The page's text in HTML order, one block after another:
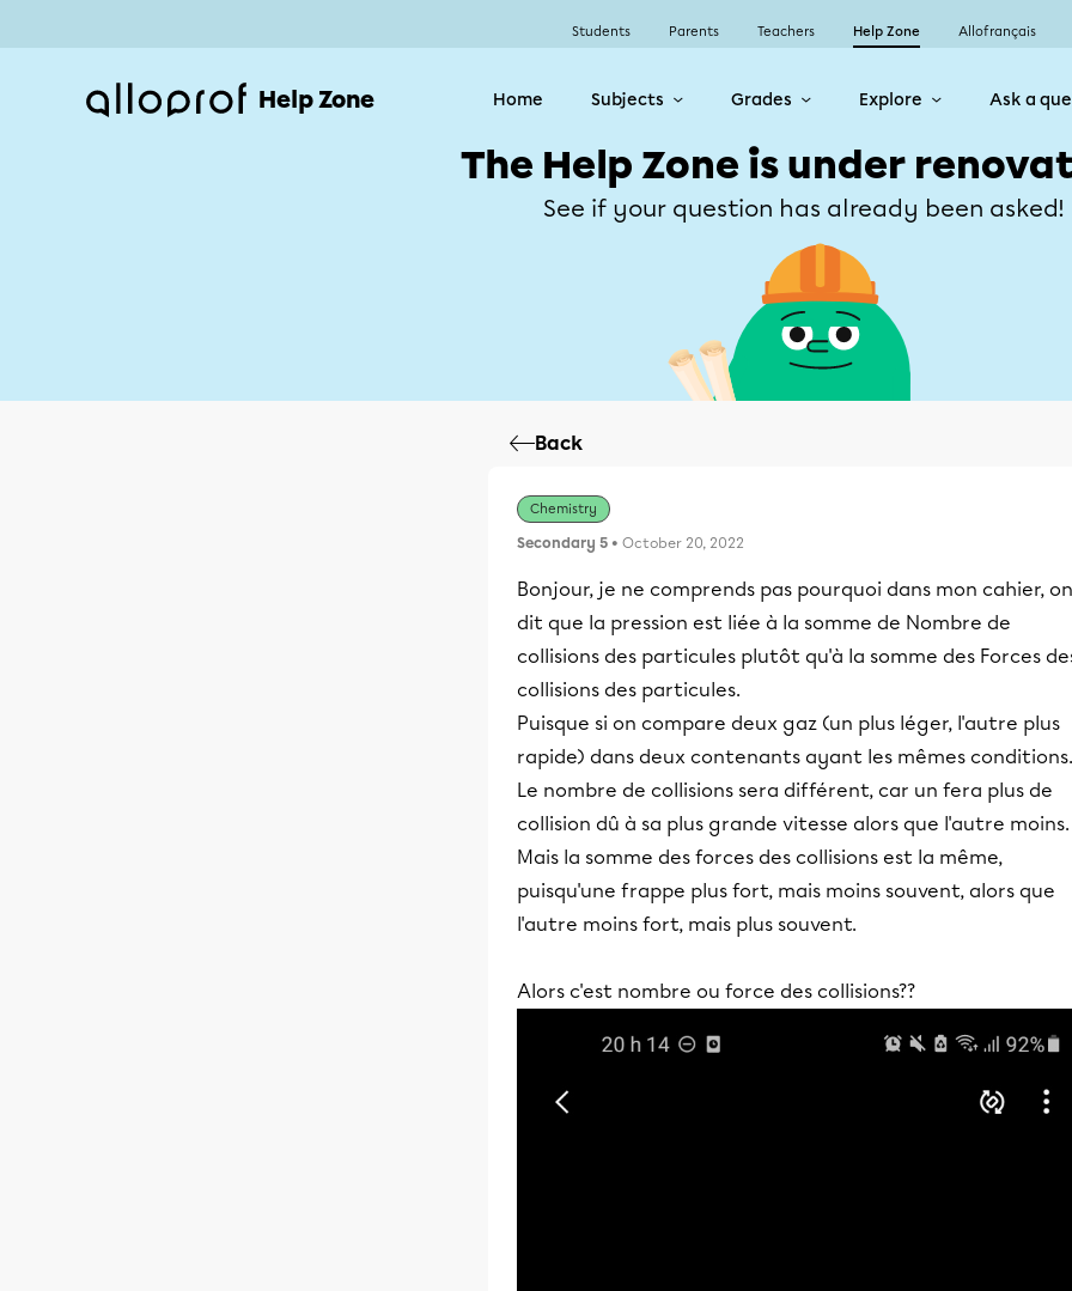
Students Parents Teachers Help Zone Allofrançais
Help Zone Home Subjects Grades Explore Ask a
The Help Zone is under
See if your question has already been asked!
Back
Chemistry
Secondary 5 • October 20, 2022
Bonjour, je ne comprends pas pourquoi dans mon cahier, on
dit que la pression est liée à la somme de Nombre de
collisions des particules plutôt qu'à la somme des Forces
collisions des particules.
Puisque si on compare deux gaz (un plus léger, l'autre plus
rapide) dans deux contenants ayant les mêmes conditions.
Le nombre de collisions sera différent, car un fera plus de
collision dû à sa plus grande vitesse alors que l'autre moins.
Mais la somme des forces des collisions est la même,
puisqu'une frappe plus fort, mais moins souvent, alors que
l'autre moins fort, mais plus souvent.
Alors c'est nombre ou force des collisions??